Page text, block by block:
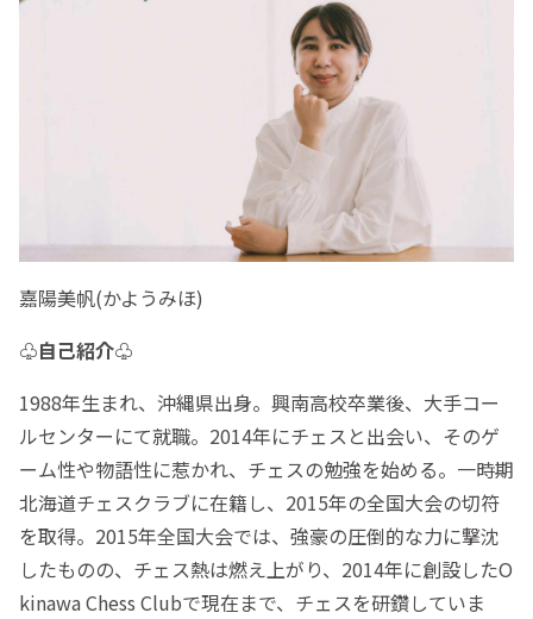
嘉陽美帆(かようみほ)
♧自己紹介♧
1988年生まれ、沖縄県出身。興南高校卒業後、大手コー
ルセンターにて就職。2014年にチェスと出会い、そのゲ
ーム性や物語性に惹かれ、チェスの勉強を始める。一時期
北海道チェスクラブに在籍し、2015年の全国大会の切符
を取得。2015年全国大会では、強豪の圧倒的な力に撃沈
したものの、チェス熱は燃え上がり、2014年に創設したO
kinawa Chess Clubで現在まで、チェスを研鑽していま